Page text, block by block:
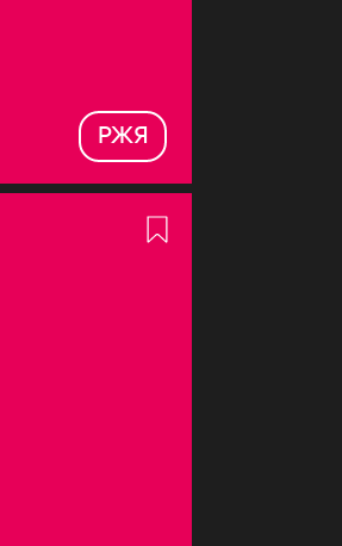
РЖЯ